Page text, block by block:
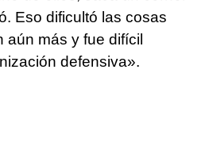
Eso dificultó las cosas
aún más y fue difícil
defensiva».